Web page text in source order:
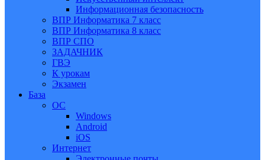
Информационная безопасность
ВПР Информатика 7 класс
ВПР Информатика 8 класс
ВПР СПО
ЗАДАЧНИК
ГВЭ
К урокам
Экзамен
База
ОС
Windows
Android
iOS
Интернет